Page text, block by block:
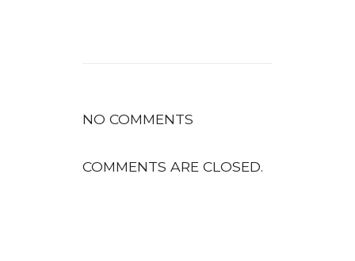
NO COMMENTS
COMMENTS ARE CLOSED.